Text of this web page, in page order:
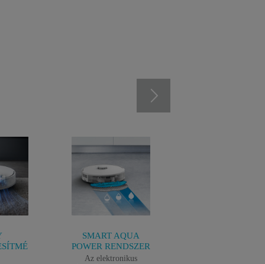
SMART AQUA
POWER RENDSZER
Az elektronikus